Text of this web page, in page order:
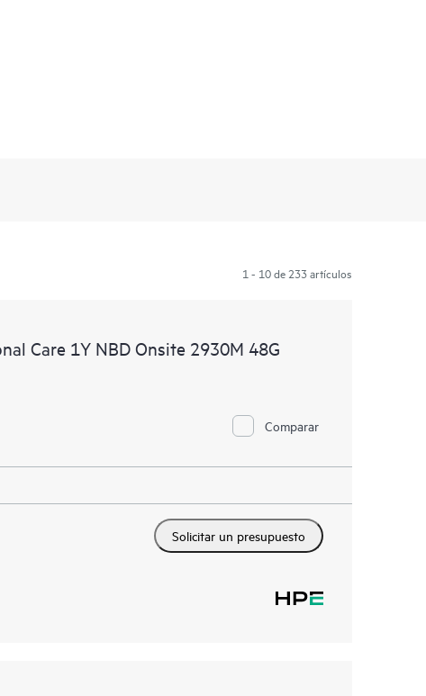
1 - 10 de 233 artículos
Care 1Y NBD Onsite 2930M 48G
Comparar
Solicitar un presupuesto